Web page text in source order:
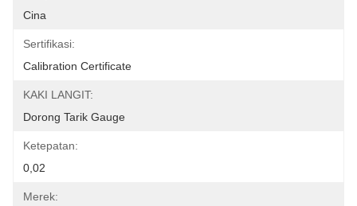
Cina
Sertifikasi:
Calibration Certificate
KAKI LANGIT:
Dorong Tarik Gauge
Ketepatan:
0,02
Merek: